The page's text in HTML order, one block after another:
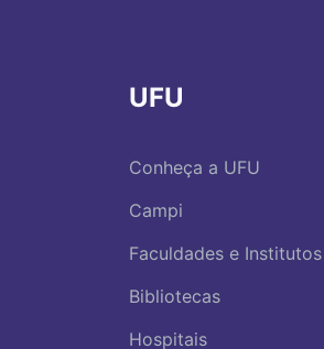
UFU
Conheça a UFU
Campi
Faculdades e Institutos
Bibliotecas
Hospitais